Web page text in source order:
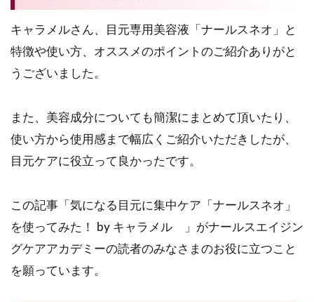
キャラメルさん、目元専用美容液「ナールスネオ」と
特徴や使い方、オススメのポイントのご紹介ありがと
うございました。
また、美容成分についても簡潔にまとめて頂いたり、
使い方から使用感まで幅広くご紹介いただきしたが、
目元ケアに役立って良かったです。
この記事「気になる目元に集中ケア「ナールスネオ」
を使ってみた！ by キャラメル 」がナールスエイジン
グケアアカデミーの読者のみなさまのお役に立つこと
を願っています。